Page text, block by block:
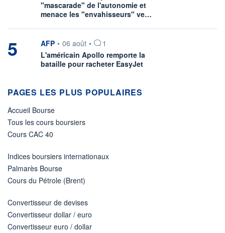
"mascarade" de l'autonomie et
menace les "envahisseurs" ve…
5 information fournie par
AFP • 06 août •
1
L'américain Apollo remporte la
bataille pour racheter EasyJet
PAGES LES PLUS POPULAIRES
Accueil Bourse
Tous les cours boursiers
Cours CAC 40
Indices boursiers internationaux
Palmarès Bourse
Cours du Pétrole (Brent)
Convertisseur de devises
Convertisseur dollar / euro
Convertisseur euro / dollar